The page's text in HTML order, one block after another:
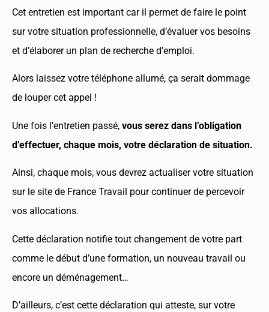
Cet entretien est important car il permet de faire le point
sur votre situation professionnelle, d’évaluer vos besoins
et d’élaborer un plan de recherche d’emploi.
Alors laissez votre téléphone allumé, ça serait dommage
de louper cet appel !
Une fois l’entretien passé, vous serez dans l’obligation
d’effectuer, chaque mois, votre déclaration de situation.
Ainsi, chaque mois, vous devrez actualiser votre situation
sur le site de France Travail pour continuer de percevoir
vos allocations.
Cette déclaration notifie tout changement de votre part
comme le début d’une formation, un nouveau travail ou
encore un déménagement…
D’ailleurs, c’est cette déclaration qui atteste, sur votre